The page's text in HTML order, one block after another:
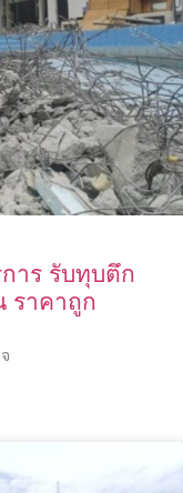
าร รับทุบตึก
ราคาถูก